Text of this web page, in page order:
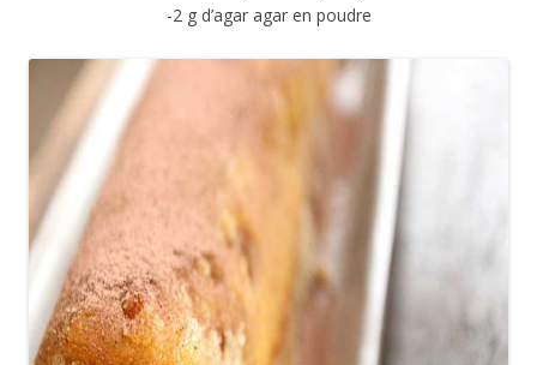
-2 g d’agar agar en poudre